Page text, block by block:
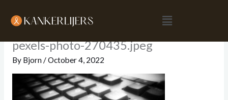
Menu
pexels-photo-270435.jpeg
By Bjorn/October 4, 2022